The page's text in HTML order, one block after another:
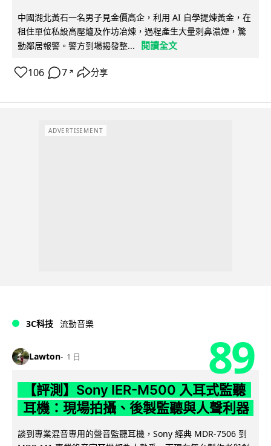
中國湖北黃石一名男子見金價高企，利用 AI 自學提煉黃金，在
租住單位私設高壓爐及作坊冶煉，過程產生大量刺鼻濃煙，驚
動鄰居報警。警方到場揭發整...
閱讀全文
106 7 ↗ 分享
ADVERTISEMENT
3C科技 流動音樂
Lawton 1 日 89
【評測】Sony IER-M500 入耳式監聽
耳機：現場拍攝、後製監聽與人聲利器
談到專業混音專用的聲音監聽耳機，Sony 經典 MDR-7506 到